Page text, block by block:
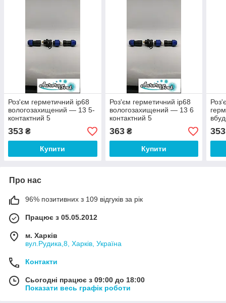
Роз'єм герметичний ip68
вологозахищений — 13 5-
контактний 5
А.Герметичний з'єднувач
кабелю IP68.
353 ₴
Купити
Роз'єм герметичний ip68
вологозахищений — 13 6
контактний 5
А.Герметичний з'єднувач
кабелю IP68.
363₴
Купити
4
353
Про нас
96% позитивних з 109 відгуків за рік
Працює з 05.05.2012
м. Харків
вул.Рудика,8, Харків, Україна
Контакти
Сьогодні працює з 09:00 до 18:00
Показати весь графік роботи